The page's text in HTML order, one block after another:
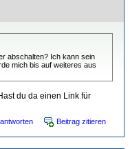
abschalten? Ich kann sein
mich bis auf weiteres aus
du da einen Link für
Beitrag zitieren